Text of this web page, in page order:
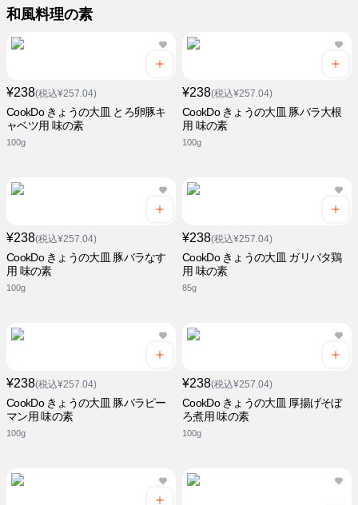
和風料理の素
¥238(税込¥257.04)
CookDo きょうの大皿 とろ卵豚キ
ャベツ用 味の素
100g
¥238(税込¥257.04)
CookDo きょうの大皿 豚バラ大根
用 味の素
100g
¥238(税込¥257.04)
CookDo きょうの大皿 豚バラなす
用 味の素
100g
¥238(税込¥257.04)
CookDo きょうの大皿 ガリバタ鶏
用 味の素
85g
¥238(税込¥257.04)
CookDo きょうの大皿 豚バラピー
マン用 味の素
100g
¥238(税込¥257.04)
CookDo きょうの大皿 厚揚げそぼ
ろ煮用 味の素
100g